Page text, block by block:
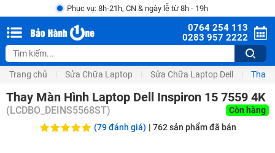
Phục vụ: 8h-21h, CN & ngày lễ từ 8h - 19h
0764 254 113
0283 957 2222
Trang chủ Sửa Chữa Laptop Sửa Chữa Laptop Dell Thay
Thay Màn Hình Laptop Dell Inspiron 15 7559 4K
(LCDBO_DEINS5568ST)
Còn hàng
(79 đánh giá) | 762sản phẩm đã bán